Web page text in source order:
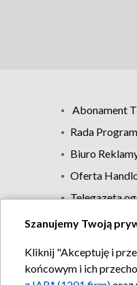
Abonament
Rada
Biuro
Oferta
Telegazeta
Szanujemy Twoją
Kliknij "Akceptuję i
końcowym i ich